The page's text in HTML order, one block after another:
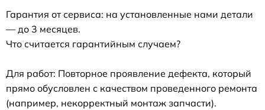
Гарантия от сервиса: на установленные нами детали
— до 3 месяцев.
Что считается гарантийным случаем?
Для работ: Повторное проявление дефекта, который
прямо обусловлен с качеством проведенного ремонта
(например, некорректный монтаж запчасти).